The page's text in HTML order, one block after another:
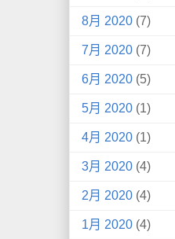
8月 2020 (7)
7月 2020 (7)
6月 2020 (5)
5月 2020 (1)
4月 2020 (1)
3月 2020 (4)
2月 2020 (4)
1月 2020 (4)